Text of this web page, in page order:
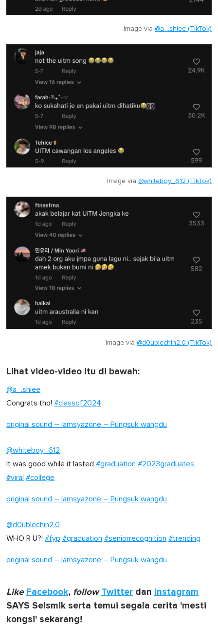
Image via @a_.shlee (TikTok)
Image via @whiteboy_612 (TikTok)
Image via @d0ublechin2.0 (TikTok)
Lihat video-video itu di bawah:
@a_.shlee
Congrats tho! #classof2024
original sound – Iamsyazone – Pungsuk wangdu
@whiteboy_612
It was good while it lasted #graduation #2023graduates
#viral #college
original sound – Iamsyazone – Pungsuk wangdu
@d0ublechin2.0
WHO R U?! #fyp #graduation #seniorrecognition #trending
original sound – Iamsyazone – Pungsuk wangdu
Like Facebook, follow Twitter dan Instagram
SAYS Seismik serta temui segala cerita 'mesti
kongsi' sekarang!